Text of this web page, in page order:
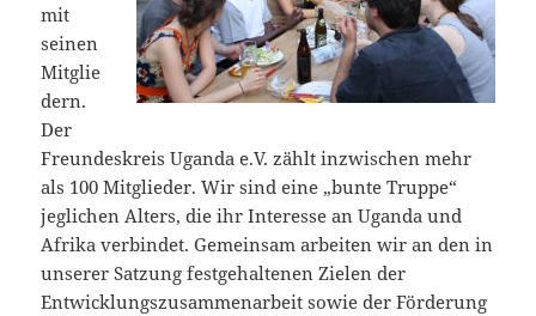
mit
seinen
Mitglie
dern.
Der
Freundeskreis Uganda e.V. zählt inzwischen mehr
als 100 Mitglieder. Wir sind eine „bunte Truppe“
jeglichen Alters, die ihr Interesse an Uganda und
Afrika verbindet. Gemeinsam arbeiten wir an den in
unserer Satzung festgehaltenen Zielen der
Entwicklungszusammenarbeit sowie der Förderung